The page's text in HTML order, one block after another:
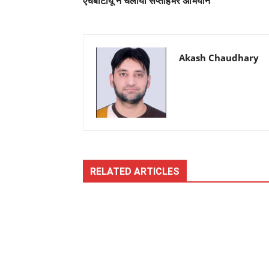
Akash Chaudhary
RELATED ARTICLES